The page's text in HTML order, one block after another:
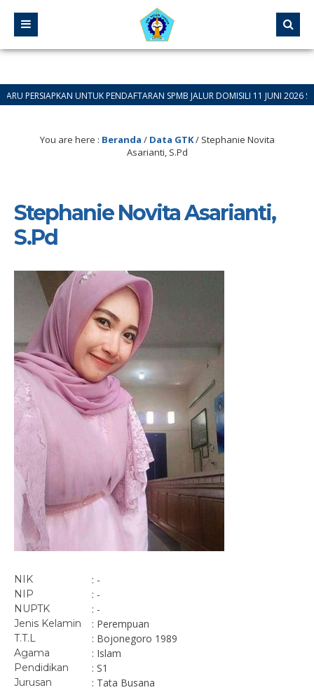
UNTUK PENDAFTARAN SPMB JALUR DOMISILI 11 JUNI 2026 SAMPAI
You are here : Beranda / Data GTK/ Stephanie Novita
Asarianti, S.Pd
Stephanie Novita Asarianti,
S.Pd
NIK : -
NIP : -
NUPTK : -
Jenis Kelamin : Perempuan
T.T.L : Bojonegoro 1989
Agama : Islam
Pendidikan : S1
Jurusan : Tata Busana